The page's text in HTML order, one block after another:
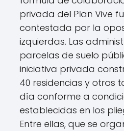
privada del Plan Vive
contestada por la
izquierdas. Las
parcelas de suelo
iniciativa privada
40 residencias y otros
día conforme a
establecidas en los
Entre ellas, que se